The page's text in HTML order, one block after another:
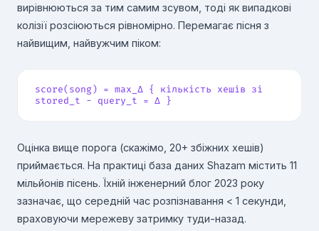
вирівнюються за тим самим зсувом, тоді як випадкові
колізії розсіюються рівномірно. Перемагає пісня з
найвищим, найвужчим піком:
score(song) = max_Δ { кількість хешів зі
stored_t − query_t = Δ }
Оцінка вище порога (скажімо, 20+ збіжних хешів)
приймається. На практиці база даних Shazam містить 11
мільйонів пісень. Їхній інженерний блог 2023 року
зазначає, що середній час розпізнавання < 1 секунди,
враховуючи мережеву затримку туди-назад.